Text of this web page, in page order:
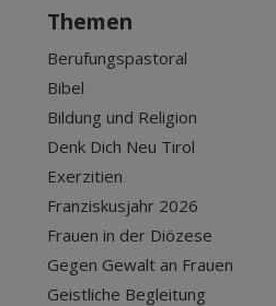
Themen
Berufungspastoral
Bibel
Bildung und Religion
Denk Dich Neu Tirol
Exerzitien
Franziskusjahr 2026
Frauen in der Diözese
Gegen Gewalt an Frauen
Geistliche Begleitung